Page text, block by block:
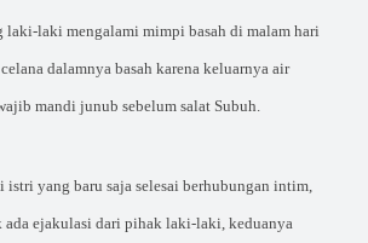
laki-laki mengalami mimpi basah di malam hari
dalamnya basah karena keluarnya air
mandi junub sebelum salat Subuh.
istri yang baru saja selesai berhubungan intim,
ada ejakulasi dari pihak laki-laki, keduanya